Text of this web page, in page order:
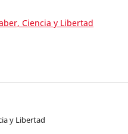
Ciencia y Libertad
y Libertad